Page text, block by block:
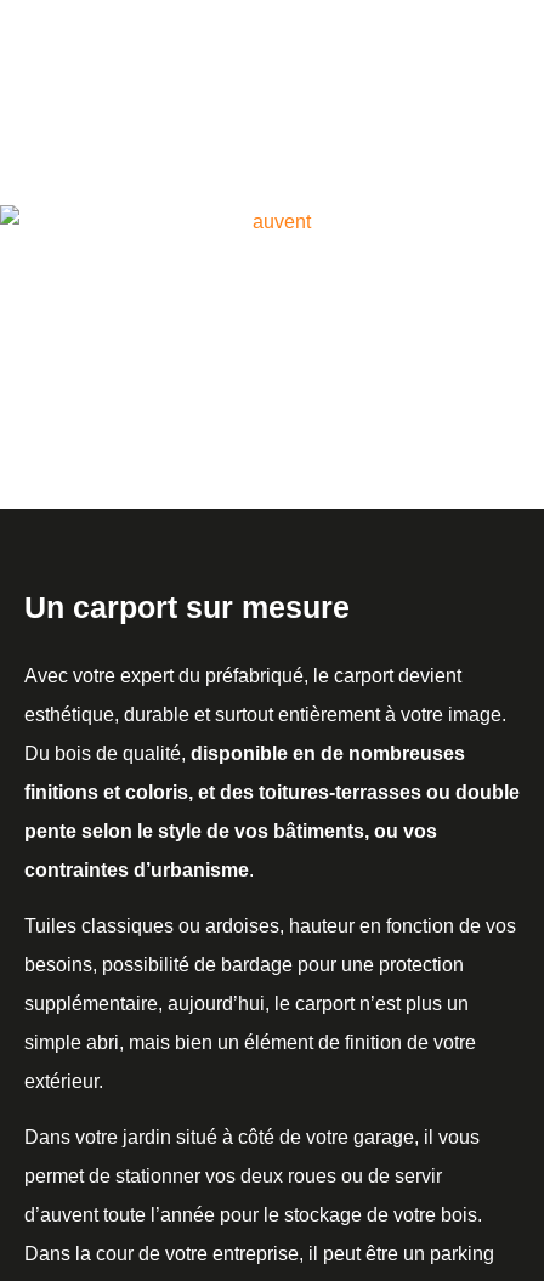
Un carport sur mesure
Avec votre expert du préfabriqué, le carport devient
esthétique, durable et surtout entièrement à votre image.
Du bois de qualité, disponible en de nombreuses
finitions et coloris, et des toitures-terrasses ou double
pente selon le style de vos bâtiments, ou vos
contraintes d’urbanisme.
Tuiles classiques ou ardoises, hauteur en fonction de vos
besoins, possibilité de bardage pour une protection
supplémentaire, aujourd’hui, le carport n’est plus un
simple abri, mais bien un élément de finition de votre
extérieur.
Dans votre jardin situé à côté de votre garage, il vous
permet de stationner vos deux roues ou de servir
d’auvent toute l’année pour le stockage de votre bois.
Dans la cour de votre entreprise, il peut être un parking